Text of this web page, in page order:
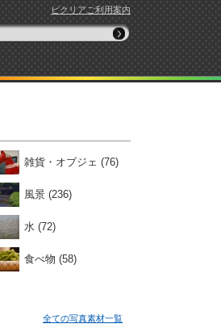
ピクリアご利用案内
雑貨・オブジェ (76)
風景 (236)
水 (72)
食べ物 (58)
全ての写真素材一覧